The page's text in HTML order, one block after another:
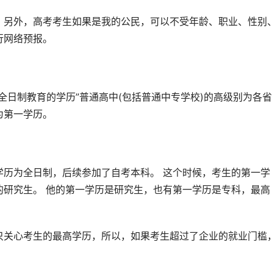
外，高考考生如果是我的公民，可以不受年龄、职业、性别、
络预报。
日制教育的学历”普通高中(包括普通中专学校)的高级别为各省
一学历。
为全日制，后续参加了自考本科。 这个时候，考生的第一学
究生。 他的第一学历是研究生，也有第一学历是专科，最高
心考生的最高学历，所以，如果考生超过了企业的就业门槛，